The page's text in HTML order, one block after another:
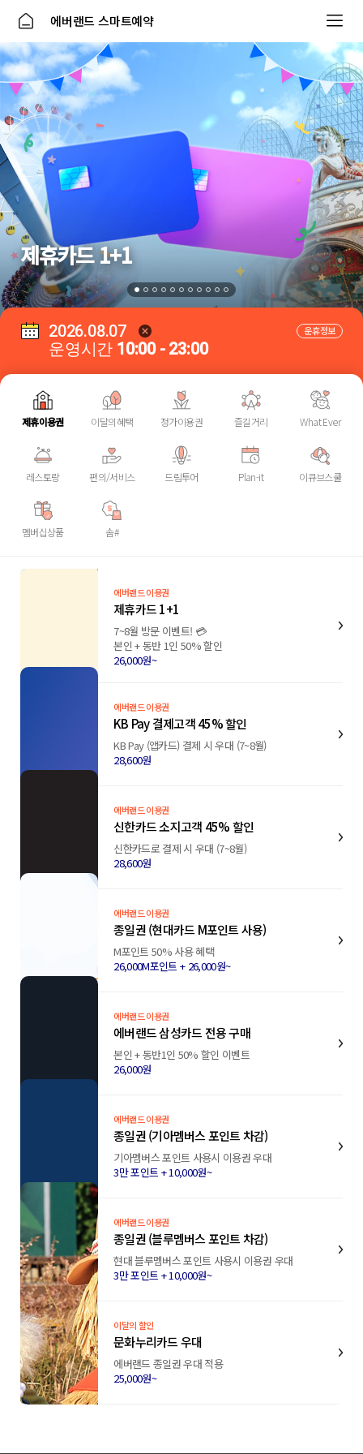
에버랜드 스마트예약
제휴카드 1+1
2026.08.07
운영시간 10:00 - 23:00
운휴정보
제휴이용권 이달의혜택 정가이용권 즐길거리 What Ever
레스토랑 편의/서비스 드림투어 Plan-it 이큐브스쿨
멤버십상품 솜#
에버랜드 이용권
제휴카드 1+1
7~8월 방문 이벤트! 💳
본인 + 동반 1인 50% 할인
26,000원~
에버랜드 이용권
KB Pay 결제고객 45% 할인
KB Pay (앱카드) 결제 시 우대 (7~8월)
28,600원
에버랜드 이용권
신한카드 소지고객 45% 할인
신한카드로 결제 시 우대 (7~8월)
28,600원
에버랜드 이용권
종일권 (현대카드 M포인트 사용)
M포인트 50% 사용 혜택
26,000M포인트 + 26,000원~
에버랜드 이용권
에버랜드 삼성카드 전용 구매
본인 + 동반1인 50% 할인 이벤트
26,000원
에버랜드 이용권
종일권 (기아멤버스 포인트 차감)
기아멤버스 포인트 사용시 이용권 우대
3만 포인트 + 10,000원~
에버랜드 이용권
종일권 (블루멤버스 포인트 차감)
현대 블루멤버스 포인트 사용시 이용권 우대
3만 포인트 + 10,000원~
이달의 할인
문화누리카드 우대
에버랜드 종일권 우대 적용
25,000원~